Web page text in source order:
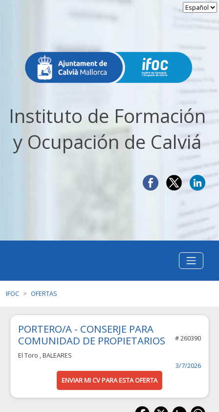
Instituto de Formación
y Ocupación de Calviá
IFOC OFERTAS
PORTERO/A - CONSERJE PARA
COMUNIDAD DE PROPIETARIOS
# 260390
El Toro , BALEARES
3/7/2026
ENVIAR MI CV PARA ESTA OFERTA